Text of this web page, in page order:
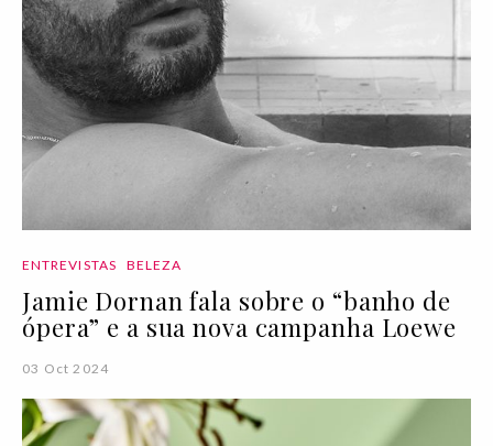
ENTREVISTAS BELEZA
Jamie Dornan fala sobre o “banho de
ópera” e a sua nova campanha Loewe
03 Oct 2024